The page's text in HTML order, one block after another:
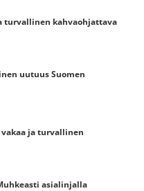
turvallinen kahvaohjattava
uutuus Suomen
vakaa ja turvallinen
asialinjalla